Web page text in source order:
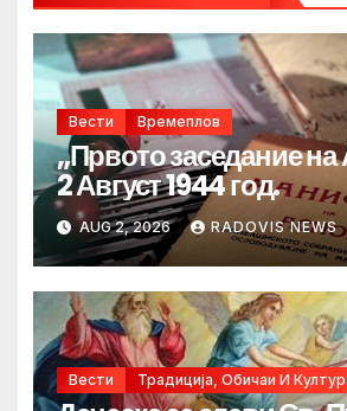
Вести Времеплов
„Првото заседание
2 Август 1944 год.
AUG 2, 2026 RADOVIS NEWS
Вести Традиција, Обичаи И